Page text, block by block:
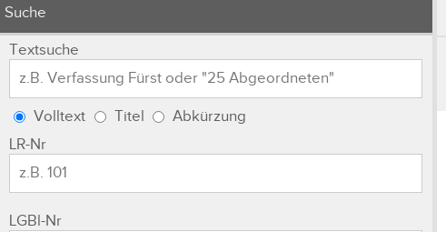
Suche
Textsuche
Volltext Titel
Abkürzung
LR-Nr
LGBl-Nr